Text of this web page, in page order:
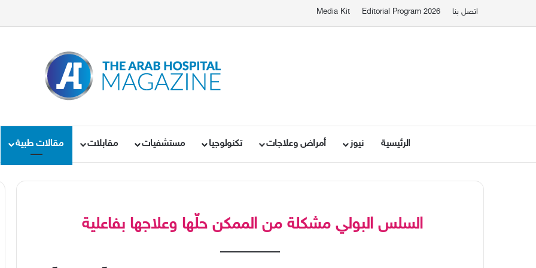
اتصل بنا Editorial Program 2026
Media Kit
الرئيسية نيوز أمراض وعلاجات تكنولوجيا مستشفيات مقابلات مقالات طبية
السلس البولي مشكلة من الممكن حلّها وعلاجها بفاعلية